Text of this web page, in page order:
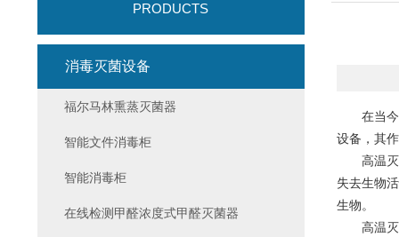
在当今社
设备，其
高温灭菌
失去生物
生物。
高温灭
PRODUCTS
消毒灭菌设备
福尔马林熏蒸灭菌器
智能文件消毒柜
智能消毒柜
在线检测甲醛浓度式甲醛灭菌器